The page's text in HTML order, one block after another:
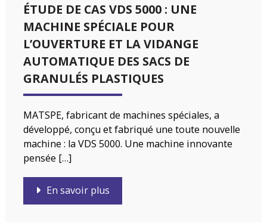
ÉTUDE DE CAS VDS 5000 : UNE
MACHINE SPÉCIALE POUR
L’OUVERTURE ET LA VIDANGE
AUTOMATIQUE DES SACS DE
GRANULÉS PLASTIQUES
MATSPE, fabricant de machines spéciales, a
développé, conçu et fabriqué une toute nouvelle
machine : la VDS 5000. Une machine innovante
pensée […]
En savoir plus